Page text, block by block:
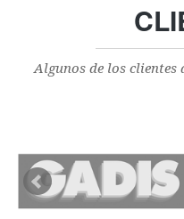
Algunos de los clientes